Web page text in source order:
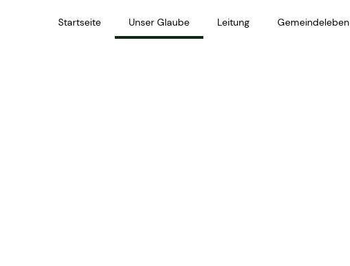
Startseite Unser Glaube Leitung Gemeindeleben